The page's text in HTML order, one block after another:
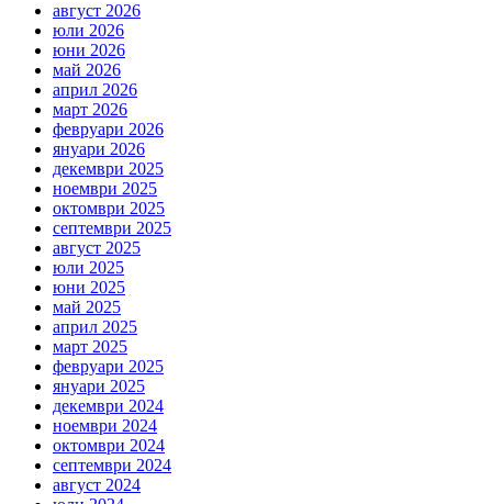
август 2026
юли 2026
юни 2026
май 2026
април 2026
март 2026
февруари 2026
януари 2026
декември 2025
ноември 2025
октомври 2025
септември 2025
август 2025
юли 2025
юни 2025
май 2025
април 2025
март 2025
февруари 2025
януари 2025
декември 2024
ноември 2024
октомври 2024
септември 2024
август 2024